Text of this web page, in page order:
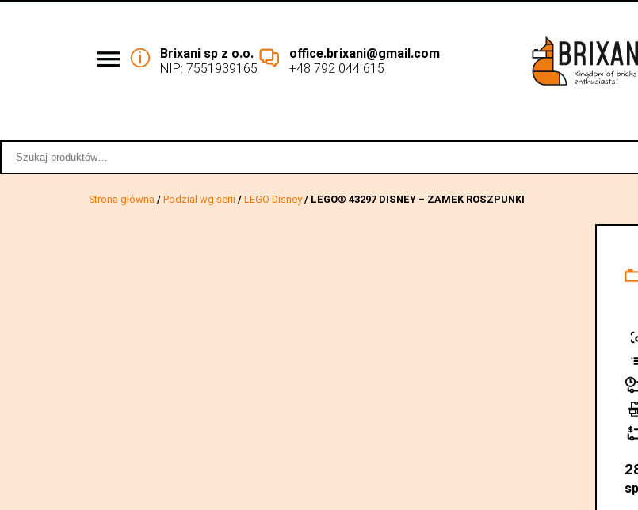
Brixani sp z o.o.
NIP: 7551939165
office.brixani@gmail.com
+48 792 044 615
Strona główna / Podział wg serii / LEGO Disney/ LEGO® 43297 DISNEY – ZAMEK ROSZPUNKI